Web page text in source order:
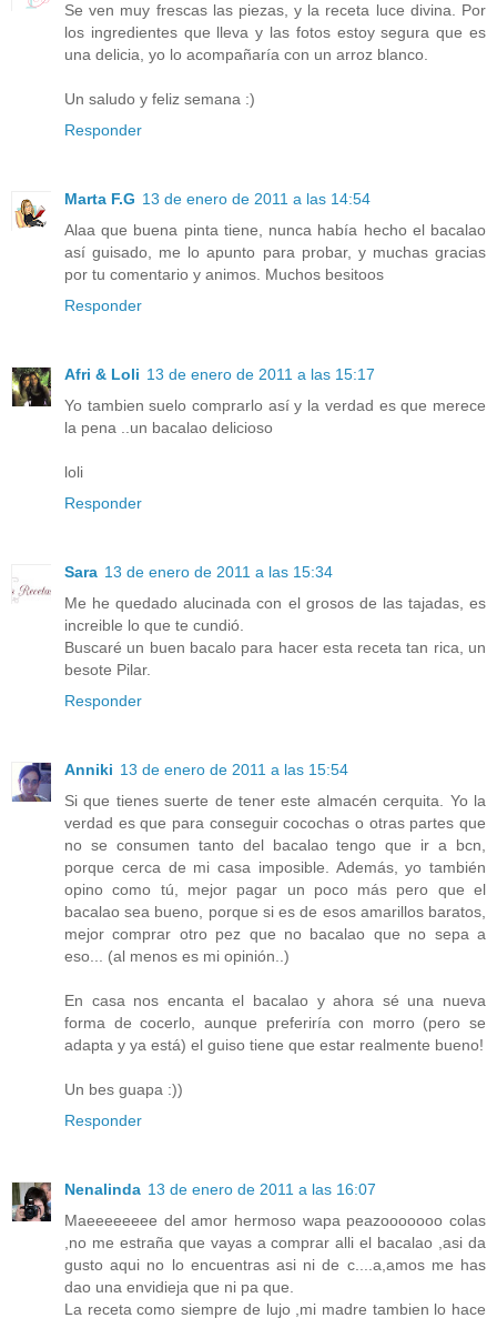
Se ven muy frescas las piezas, y la receta luce divina. Por
los ingredientes que lleva y las fotos estoy segura que es
una delicia, yo lo acompañaría con un arroz blanco.
Un saludo y feliz semana :)
Responder
Marta F.G 13 de enero de 2011 a las 14:54
Alaa que buena pinta tiene, nunca había hecho el bacalao
así guisado, me lo apunto para probar, y muchas gracias
por tu comentario y animos. Muchos besitoos
Responder
Afri & Loli 13 de enero de 2011 a las 15:17
Yo tambien suelo comprarlo así y la verdad es que merece
la pena ..un bacalao delicioso
loli
Responder
Sara 13 de enero de 2011 a las 15:34
Me he quedado alucinada con el grosos de las tajadas, es
increible lo que te cundió.
Buscaré un buen bacalo para hacer esta receta tan rica, un
besote Pilar.
Responder
Anniki 13 de enero de 2011 a las 15:54
Si que tienes suerte de tener este almacén cerquita. Yo la
verdad es que para conseguir cocochas o otras partes que
no se consumen tanto del bacalao tengo que ir a bcn,
porque cerca de mi casa imposible. Además, yo también
opino como tú, mejor pagar un poco más pero que el
bacalao sea bueno, porque si es de esos amarillos baratos,
mejor comprar otro pez que no bacalao que no sepa a
eso... (al menos es mi opinión..)
En casa nos encanta el bacalao y ahora sé una nueva
forma de cocerlo, aunque preferiría con morro (pero se
adapta y ya está) el guiso tiene que estar realmente bueno!
Un bes guapa :))
Responder
Nenalinda 13 de enero de 2011 a las 16:07
Maeeeeeeee del amor hermoso wapa peazooooooo colas
,no me estraña que vayas a comprar alli el bacalao ,asi da
gusto aqui no lo encuentras asi ni de c....a,amos me has
dao una envidieja que ni pa que.
La receta como siempre de lujo ,mi madre tambien lo hace